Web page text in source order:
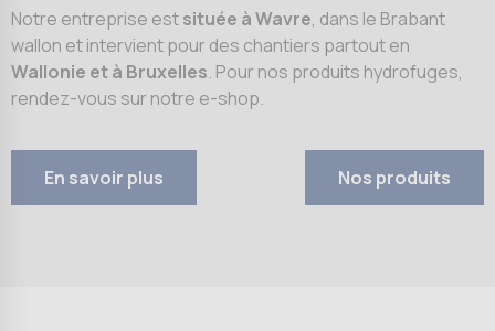
Notre entreprise estsituée à Wavre, dans le Brabant
wallon et intervient pour des chantiers partout en
Wallonie et à Bruxelles. Pour nos produits hydrofuges,
rendez-vous sur notre e-shop.
En savoir plus Nos produits